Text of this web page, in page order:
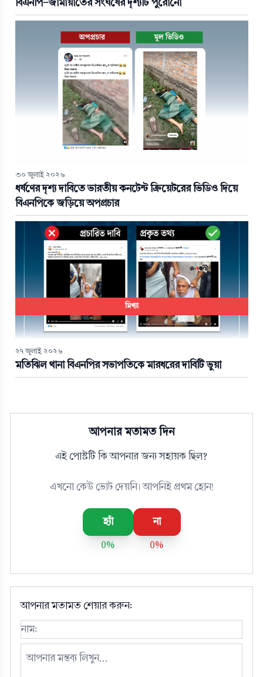
৩০ জুলাই ২০২৬
ধর্ষণের দৃশ্য দাবিতে ভারতীয় কনটেন্ট ক্রিয়েটরের ভিডিও দিয়ে
বিএনপিকে জড়িয়ে অপপ্রচার
মিথ্যা
২৭ জুলাই ২০২৬
মতিঝিল থানা বিএনপির সভাপতিকে মারধরের দাবিটি ভুয়া
আপনার মতামত দিন
এই পোস্টটি কি আপনার জন্য সহায়ক ছিল?
এখনো কেউ ভোট দেয়নি। আপনিই প্রথম হোন!
হ্যাঁ
0%
না
0%
আপনার মতামত শেয়ার করুন: